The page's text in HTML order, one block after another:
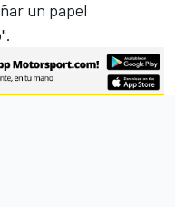
un papel